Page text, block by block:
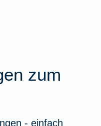
zum
- einfach